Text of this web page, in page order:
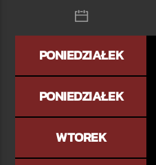
LIGHT ORBIT
06:00 12:00
PONIEDZIAŁEK
PONIEDZIAŁEK
WTOREK